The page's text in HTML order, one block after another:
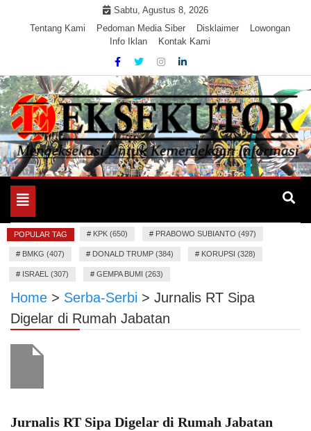
Sabtu, Agustus 8, 2026
Tentang Kami
Pedoman Media Siber Disklaimer
Lowongan
Info Iklan
Kontak Kami
EKSEKUTOR
Mengeksekusi Berita Untuk Kemerdekaan dan Keadilan
Toggle
navigation
POPULAR TAG # KPK (650) # PRABOWO SUBIANTO (497)
# BMKG (407) # DONALD TRUMP (384) # KORUPSI (328)
# ISRAEL (307) # GEMPA BUMI (263)
Home > Serba-Serbi > Jurnalis RT Sipa
Digelar di Rumah Jabatan
Jurnalis RT Sipa Digelar di Rumah Jabatan